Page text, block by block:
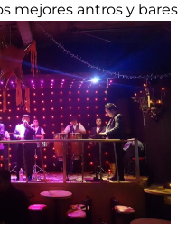
mejores antros y bares